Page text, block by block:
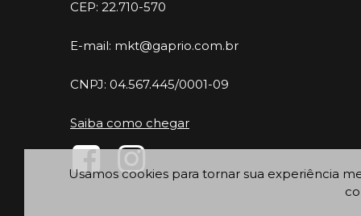
Usamos cookies para tornar sua experiência
CEP: 22.710-570
E-mail: mkt@gaprio.com.br
CNPJ: 04.567.445/0001-09
Saiba como chegar